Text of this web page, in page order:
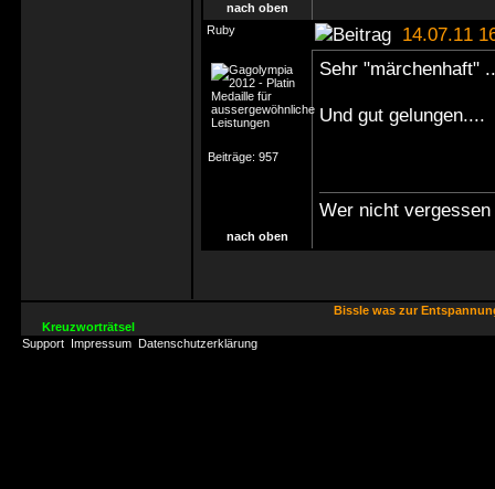
nach oben
Ruby
14.07.11
Beiträge: 957
Sehr
Und gut gelungen....
Wer nicht
nach oben
Bissle was zur
Kreuzworträtsel
Support Impressum Datenschutzerklärung